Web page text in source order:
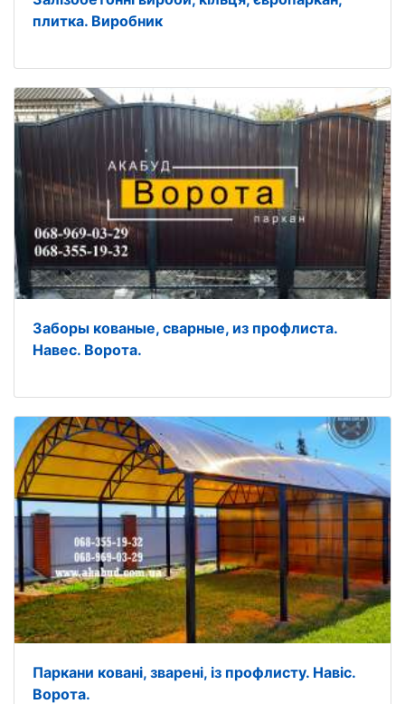
плитка. Виробник
Заборы кованые, сварные, из профлиста.
Навес. Ворота.
Паркани ковані, зварені, із профлисту. Навіс.
Ворота.